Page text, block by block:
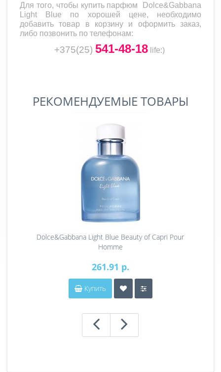
Для того, чтобы купить парфюм
Dolce&Gabbana
Light Blue по хорошей цене, необходимо
добавить товар в корзину и оформить заказ,
либо позвонить по телефонам:
+375(25) 541-48-18 life:)
РЕКОМЕНДУЕМЫЕ ТОВАРЫ
Dolce&Gabbana Light Blue Beauty of Capri Pour
Homme
261.91 р.
Купить